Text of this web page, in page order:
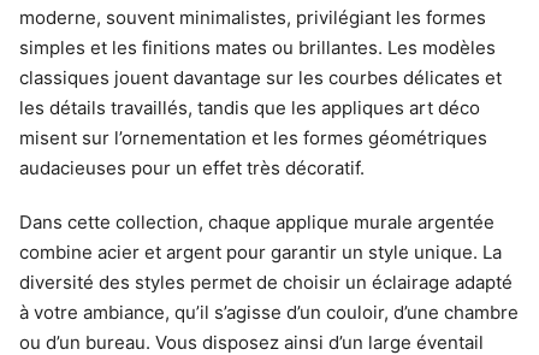
moderne, souvent minimalistes, privilégiant les formes
simples et les finitions mates ou brillantes. Les modèles
classiques jouent davantage sur les courbes délicates et
les détails travaillés, tandis que les appliques art déco
misent sur l’ornementation et les formes géométriques
audacieuses pour un effet très décoratif.
Dans cette collection, chaque applique murale argentée
combine acier et argent pour garantir un style unique. La
diversité des styles permet de choisir un éclairage adapté
à votre ambiance, qu’il s’agisse d’un couloir, d’une chambre
ou d’un bureau. Vous disposez ainsi d’un large éventail